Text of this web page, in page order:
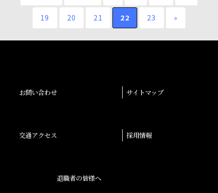
19 20 21 22 23 »
お問い合わせ サイトマップ
交通アクセス 採用情報
退職者の皆様へ